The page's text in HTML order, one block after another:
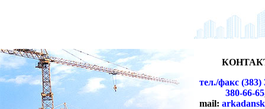
тел./факс (383)
380-66-65
mail: